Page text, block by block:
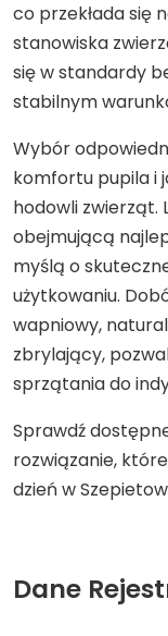
co przekłada się
stanowiska
się w standardy
stabilnym
Wybór
komfortu pupila i
hodowli zwierząt.
obejmującą
myślą o
użytkowaniu.
wapniowy,
zbrylający,
sprzątania do
Sprawdź
rozwiązanie,
dzień w
Dane